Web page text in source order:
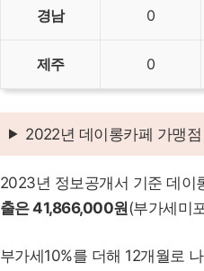
경남 0
제주 0
2022년 데이롱카페 가맹
2023년 정보공개서 기준 데이
출은 41,866,000원(부가세미
부가세10%를 더해 12개월로